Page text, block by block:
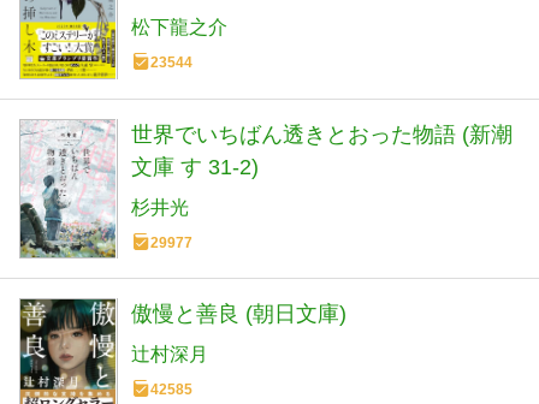
松下龍之介
23544
世界でいちばん透きとおった物語 (新潮
文庫 す 31-2)
杉井光
29977
傲慢と善良 (朝日文庫)
辻村深月
42585